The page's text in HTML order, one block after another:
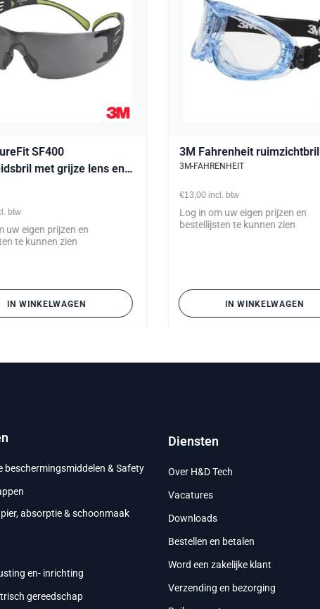
SF400
met grijze lens en
btw
uw eigen prijzen en
te kunnen zien
IN WINKELWAGEN
3M Fahrenheit ruimzichtbril
3M-FAHRENHEIT
€13,00 incl. btw
Log in om uw eigen prijzen en
bestellijsten te kunnen zien
IN WINKELWAGEN
beschermingsmiddelen & Safety
absorptie & schoonmaak
en- inrichting
gereedschap
Diensten
Over H&D Tech
Vacatures
Downloads
Bestellen en betalen
Word een zakelijke klant
Verzending en bezorging